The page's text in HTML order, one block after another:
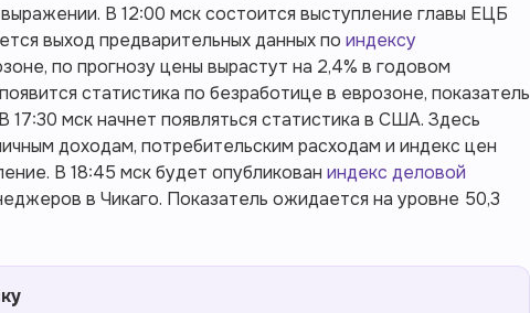
В 12:00 мск состоится выступление главы ЕЦБ
выход предварительных данных по индексу
по прогнозу цены вырастут на 2,4% в годовом
статистика по безработице в еврозоне, показатель
17:30 мск начнет появляться статистика в США. Здесь
доходам, потребительским расходам и индекс цен
В 18:45 мск будет опубликован индекс деловой
в Чикаго. Показатель ожидается на уровне 50,3